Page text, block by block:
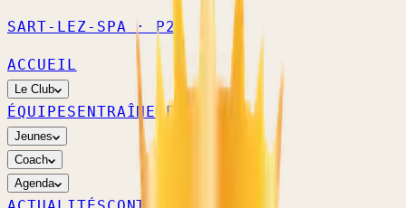
SART-LEZ-SPA · P2
ACCUEIL
Le Club
ÉQUIPESENTRAÎNEMENTS
Jeunes
Coach
Agenda